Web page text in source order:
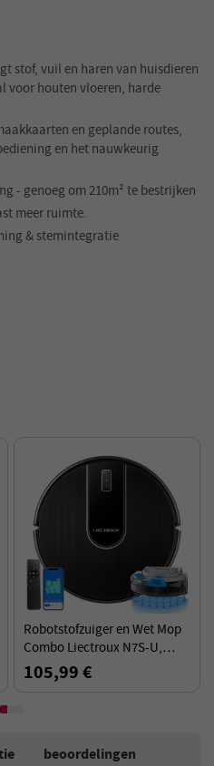
stof, vuil en haren van huisdieren
voor houten vloeren, harde
en geplande routes,
en het nauwkeurig
- genoeg om 210m² te bestrijken
meer ruimte.
& stemintegratie
Robotstofzuiger en Wet Mop
Combo Liectroux N7S-U,
Smart Mapping, WiFi-app,
6000Pa zuigkracht - Zwart
105,99 €
beoordelingen